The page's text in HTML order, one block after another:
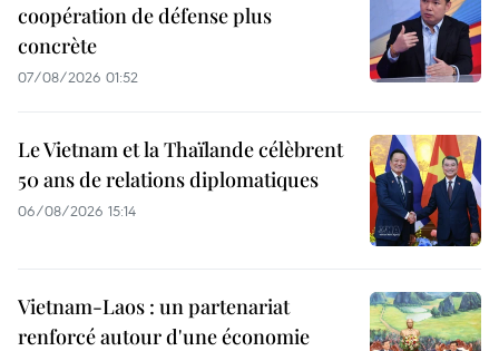
coopération de défense plus
concrète
07/08/2026 01:52
Le Vietnam et la Thaïlande célèbrent
50 ans de relations diplomatiques
06/08/2026 15:14
Vietnam-Laos : un partenariat
renforcé autour d'une économie